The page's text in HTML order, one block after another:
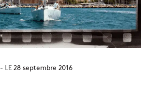
Envoyer28 septembre 2016